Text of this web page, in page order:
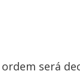
ordem será